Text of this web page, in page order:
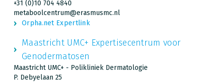
+31 (0)10 704 4840
metaboolcentrum@erasmusmc.nl
Orpha.net Expertlink
Maastricht UMC+ Expertisecentrum voor
Genodermatosen
Maastricht UMC+ - Polikliniek Dermatologie
P. Debyelaan 25